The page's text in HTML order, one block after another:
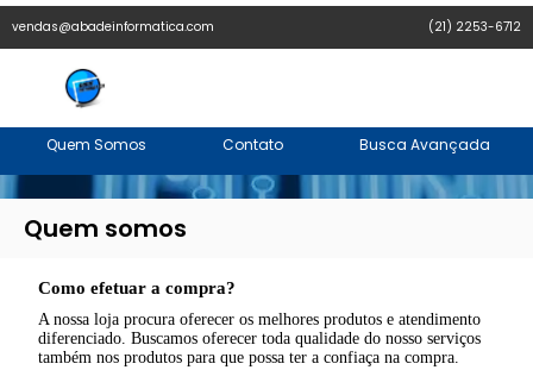
vendas@abadeinformatica.com (21) 2253-6712
Quem Somos Contato Busca Avançada
Quem somos
Como efetuar a compra?
A nossa loja procura oferecer os melhores produtos e atendimento
diferenciado. Buscamos oferecer toda qualidade do nosso serviços
também nos produtos para que possa ter a confiaça na compra.